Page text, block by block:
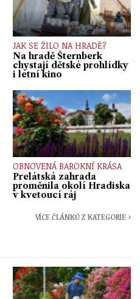
JAK SE ŽILO NA HRADĚ?
Na hradě Šternberk
chystají dětské prohlídky
i letní kino
OBNOVENÁ BAROKNÍ KRÁSA
Prelátská zahrada
proměnila okolí Hradiska
v kvetoucí ráj
VÍCE ČLÁNKŮ Z KATEGORIE ›